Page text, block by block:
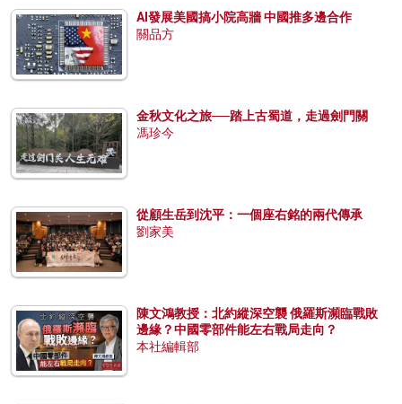
AI發展美國搞小院高牆 中國推多邊合作
關品方
金秋文化之旅──踏上古蜀道，走過劍門關
馮珍今
從顧生岳到沈平：一個座右銘的兩代傳承
劉家美
陳文鴻教授：北約縱深空襲 俄羅斯瀕臨戰敗
邊緣？中國零部件能左右戰局走向？
本社編輯部